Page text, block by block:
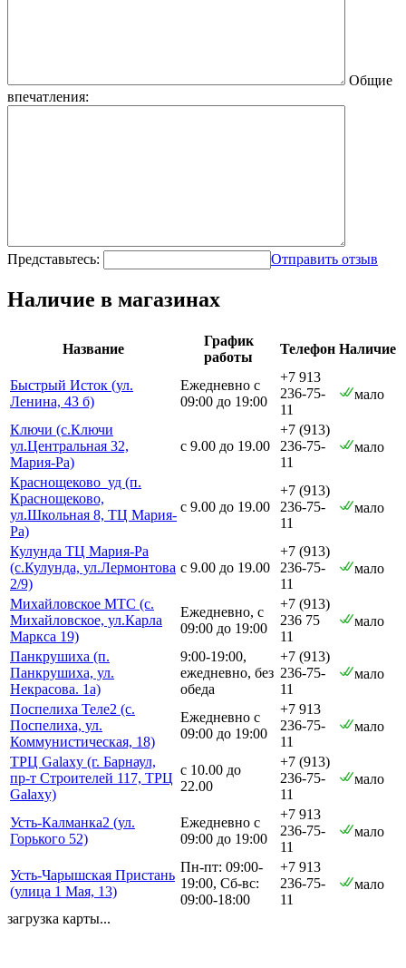
Общие
впечатления:
Представьтесь: Отправить отзыв
Наличие в магазинах
Название
График
работы
Телефон Наличие
Быстрый Исток (ул.
Ленина, 43 б)
Ежедневно с
09:00 до 19:00
+7 913
236-75-
11
мало
Ключи (с.Ключи
ул.Центральная 32,
Мария-Ра)
с 9.00 до 19.00
+7 (913)
236-75-
11
мало
Краснощеково_уд (п.
Краснощеково,
ул.Школьная 8, ТЦ Мария-
Ра)
с 9.00 до 19.00
+7 (913)
236-75-
11
мало
Кулунда ТЦ Мария-Ра
(с.Кулунда, ул.Лермонтова
2/9)
с 9.00 до 19.00
+7 (913)
236-75-
11
мало
Михайловское МТС (с.
Михайловское, ул.Карла
Маркса 19)
Ежедневно, с
09:00 до 19:00
+7 (913)
236 75
11
мало
Панкрушиха (п.
Панкрушиха, ул.
Некрасова. 1а)
9:00-19:00,
ежедневно, без
обеда
+7 (913)
236-75-
11
мало
Поспелиха Теле2 (с.
Поспелиха, ул.
Коммунистическая, 18)
Ежедневно с
09:00 до 19:00
+7 913
236-75-
11
мало
ТРЦ Galaxy (г. Барнаул,
пр-т Строителей 117, ТРЦ
Galaxy)
с 10.00 до
22.00
+7 (913)
236-75-
11
мало
Усть-Калманка2 (ул.
Горького 52)
Ежедневно с
09:00 до 19:00
+7 913
236-75-
11
мало
Усть-Чарышская Пристань
(улица 1 Мая, 13)
Пн-пт: 09:00-
19:00, Сб-вс:
09:00-18:00
+7 913
236-75-
11
мало
загрузка карты...